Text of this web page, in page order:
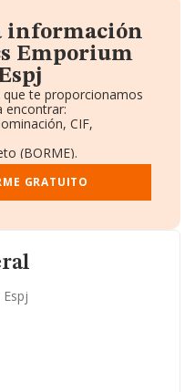
información
Emporium
te proporcionamos
encontrar:
CIF,
(BORME).
y Empleados.
y Administradores.
complementaria.
GRATUITO